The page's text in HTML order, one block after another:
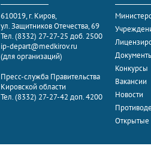
610019, г. Киров,
ул. Защитников Отечества, 69
Тел. (8332) 27-27-25 доб. 2500
ip-depart@medkirov.ru
(для организаций)
Пресс-служба Правительства
Кировской области
Тел. (8332) 27-27-42 доп. 4200
Конкурсы
Вакансии
Новости